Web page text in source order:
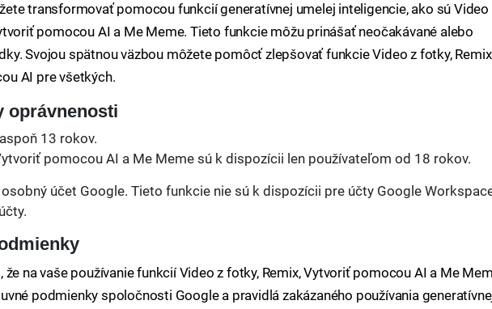
transformovať pomocou funkcií generatívnej umelej inteligencie, ako sú Video
pomocou AI a Me Meme. Tieto funkcie môžu prinášať neočakávané alebo
Svojou spätnou väzbou môžete pomôcť zlepšovať funkcie Video z fotky,
AI pre všetkých.
oprávnenosti
13 rokov.
pomocou AI a Me Meme sú k dispozícii len používateľom od 18 rokov.
účet Google. Tieto funkcie nie sú k dispozícii pre účty Google
že na vaše používanie funkcií Video z fotky, Remix, Vytvoriť pomocou AI a Me
podmienky spoločnosti Google a pravidlá zakázaného používania